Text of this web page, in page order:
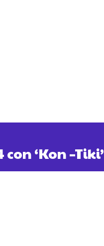
‘Kon –Tiki’